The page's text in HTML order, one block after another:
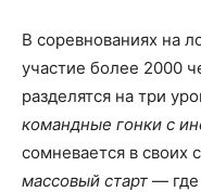
В соревнованиях на
участие более 2000
разделятся на три
командные гонки с
сомневается в своих
массовый старт —